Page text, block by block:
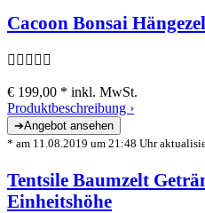
Cacoon Bonsai
€ 199,00 * inkl. MwSt.
Produktbeschreibung ›
* am 11.08.2019 um 21:48 Uhr
Tentsile Baumzelt
Einheitshöhe